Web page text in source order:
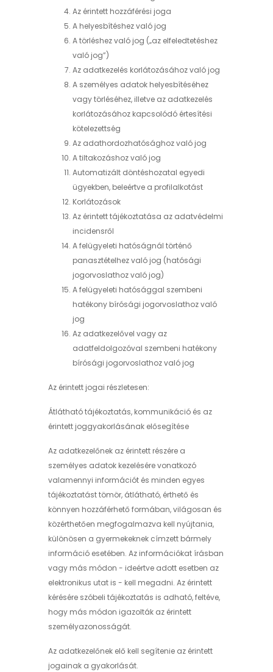
Az érintett hozzáférési joga
A helyesbítéshez való jog
A törléshez való jog („az elfeledtetéshez
való jog”)
Az adatkezelés korlátozásához való jog
A személyes adatok helyesbítéséhez
vagy törléséhez, illetve az adatkezelés
korlátozásához kapcsolódó értesítési
kötelezettség
Az adathordozhatósághoz való jog
A tiltakozáshoz való jog
Automatizált döntéshozatal egyedi
ügyekben, beleértve a profilalkotást
Korlátozások
Az érintett tájékoztatása az adatvédelmi
incidensről
A felügyeleti hatóságnál történő
panasztételhez való jog (hatósági
jogorvoslathoz való jog)
A felügyeleti hatósággal szembeni
hatékony bírósági jogorvoslathoz való
jog
Az adatkezelővel vagy az
adatfeldolgozóval szembeni hatékony
bírósági jogorvoslathoz való jog
Az érintett jogai részletesen:
Átlátható tájékoztatás, kommunikáció és az
érintett joggyakorlásának elősegítése
Az adatkezelőnek az érintett részére a
személyes adatok kezelésére vonatkozó
valamennyi információt és minden egyes
tájékoztatást tömör, átlátható, érthető és
könnyen hozzáférhető formában, világosan és
közérthetően megfogalmazva kell nyújtania,
különösen a gyermekeknek címzett bármely
információ esetében. Az információkat írásban
vagy más módon - ideértve adott esetben az
elektronikus utat is - kell megadni. Az érintett
kérésére szóbeli tájékoztatás is adható, feltéve,
hogy más módon igazolták az érintett
személyazonosságát.
Az adatkezelőnek elő kell segítenie az érintett
jogainak a gyakorlását.